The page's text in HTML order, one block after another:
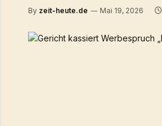
By zeit-heute.de Mai 19, 2026